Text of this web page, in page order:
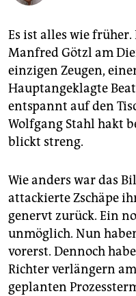
abo
genossenschaft
epaper login
Es ist alles wie
Manfred Götzl am
einzigen Zeugen,
Hauptangeklagte
entspannt auf den
Wolfgang Stahl hakt
blickt streng.
Wie anders war das
attackierte Zschäpe
genervt zurück. Ein
unmöglich. Nun
vorerst. Dennoch
Richter verlängern
geplanten